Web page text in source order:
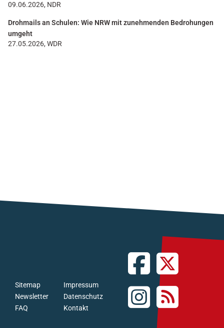
09.06.2026, NDR
Drohmails an Schulen: Wie NRW mit zunehmenden Bedrohungen
umgeht
27.05.2026, WDR
FAQ
Newsletter
Sitemap
Kontakt
Datenschutz
Impressum